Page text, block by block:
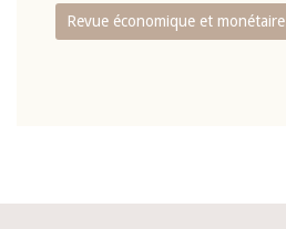
Revue économique et monétaire